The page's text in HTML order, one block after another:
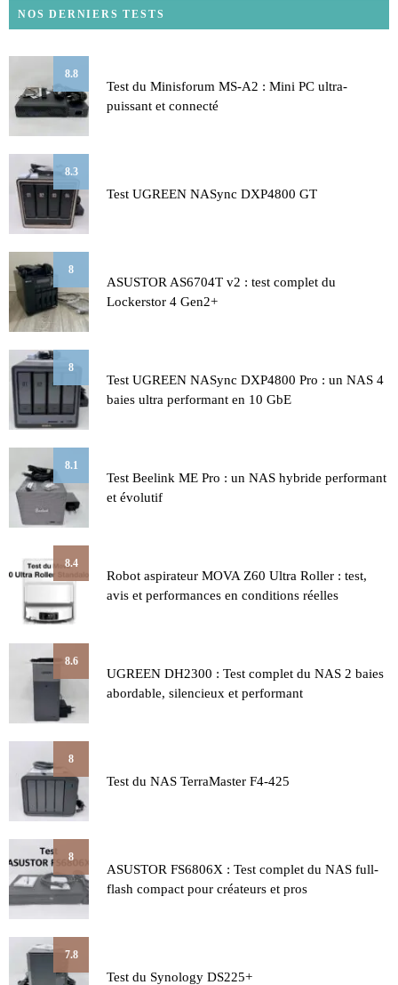
NOS DERNIERS TESTS
8.8
Test du Minisforum MS-A2 : Mini PC ultra-
puissant et connecté
8.3
Test UGREEN NASync DXP4800 GT
8
ASUSTOR AS6704T v2 : test complet du
Lockerstor 4 Gen2+
8
Test UGREEN NASync DXP4800 Pro : un NAS 4
baies ultra performant en 10 GbE
8.1
Test Beelink ME Pro : un NAS hybride performant
et évolutif
8.4
Robot aspirateur MOVA Z60 Ultra Roller : test,
avis et performances en conditions réelles
8.6
UGREEN DH2300 : Test complet du NAS 2 baies
abordable, silencieux et performant
8
Test du NAS TerraMaster F4-425
8
ASUSTOR FS6806X : Test complet du NAS full-
flash compact pour créateurs et pros
7.8
Test du Synology DS225+